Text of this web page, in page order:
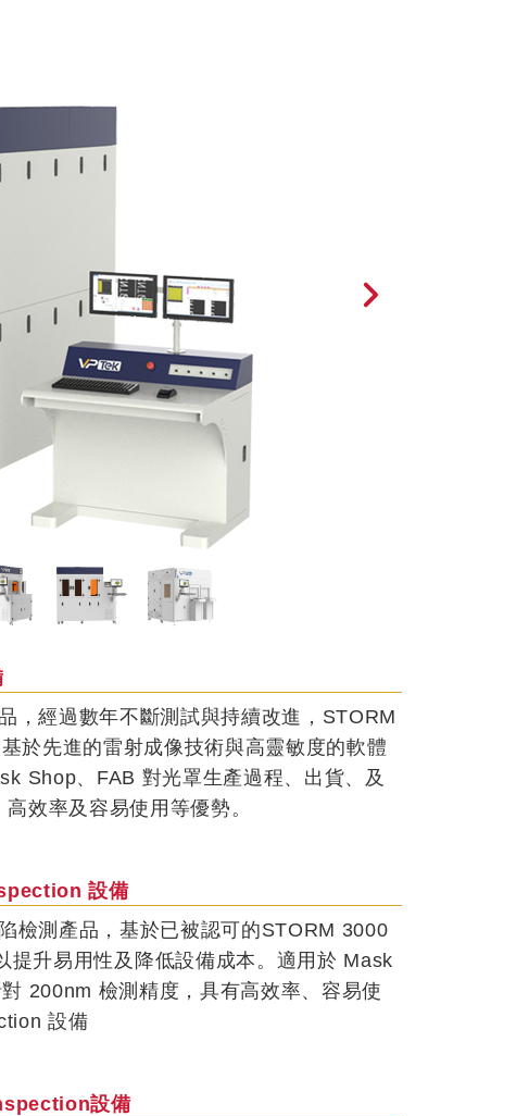
，經過數年不斷測試與持續改進，STORM
於先進的雷射成像技術與高靈敏度的軟體
Shop、FAB 對光罩生產過程、出貨、及
效率及容易使用等優勢。
設備
檢測產品，基於已被認可的STORM 3000
提升易用性及降低設備成本。適用於 Mask
200nm 檢測精度，具有高效率、容易使
設備
設備